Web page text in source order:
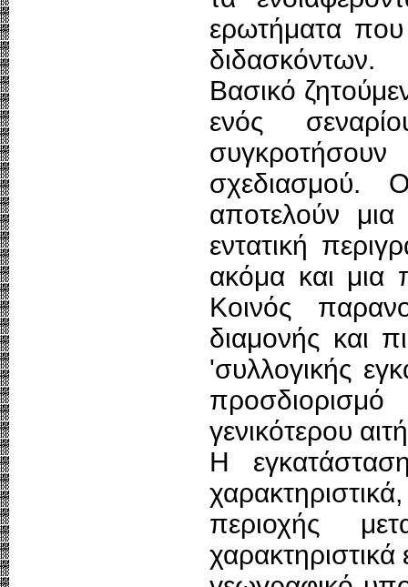
ερωτήματα που
διδασκόντων.
Βασικό
ενός
σχεδιασμού.
αποτελούν
εντατική
ακόμα και μια
Κοινός
διαμονής και
'συλλογικής
γενικότερου
Η
περιοχής